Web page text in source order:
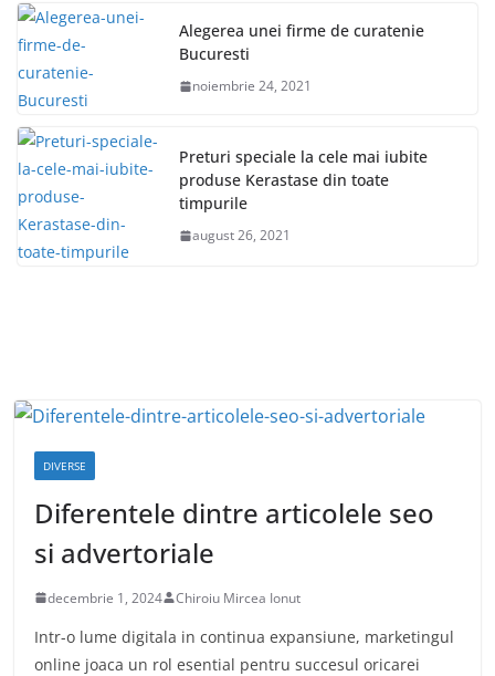
Alegerea unei firme de curatenie
Bucuresti
noiembrie 24, 2021
Preturi speciale la cele mai iubite
produse Kerastase din toate
timpurile
august 26, 2021
DIVERSE
Diferentele dintre articolele seo
si advertoriale
decembrie 1, 2024 Chiroiu Mircea Ionut
Intr-o lume digitala in continua expansiune, marketingul
online joaca un rol esential pentru succesul oricarei